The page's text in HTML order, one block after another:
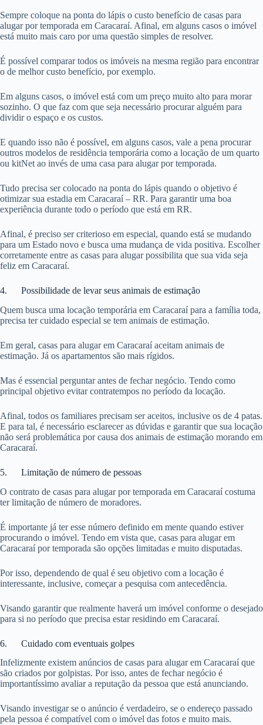
Sempre coloque na ponta do lápis o custo benefício de casas para
alugar por temporada em Caracaraí. Afinal, em alguns casos o imóvel
está muito mais caro por uma questão simples de resolver.
É possível comparar todos os imóveis na mesma região para encontrar
o de melhor custo benefício, por exemplo.
Em alguns casos, o imóvel está com um preço muito alto para morar
sozinho. O que faz com que seja necessário procurar alguém para
dividir o espaço e os custos.
E quando isso não é possível, em alguns casos, vale a pena procurar
outros modelos de residência temporária como a locação de um quarto
ou kitNet ao invés de uma casa para alugar por temporada.
Tudo precisa ser colocado na ponta do lápis quando o objetivo é
otimizar sua estadia em Caracaraí – RR. Para garantir uma boa
experiência durante todo o período que está em RR.
Afinal, é preciso ser criterioso em especial, quando está se mudando
para um Estado novo e busca uma mudança de vida positiva. Escolher
corretamente entre as casas para alugar possibilita que sua vida seja
feliz em Caracaraí.
4. Possibilidade de levar seus animais de estimação
Quem busca uma locação temporária em Caracaraí para a família toda,
precisa ter cuidado especial se tem animais de estimação.
Em geral, casas para alugar em Caracaraí aceitam animais de
estimação. Já os apartamentos são mais rígidos.
Mas é essencial perguntar antes de fechar negócio. Tendo como
principal objetivo evitar contratempos no período da locação.
Afinal, todos os familiares precisam ser aceitos, inclusive os de 4 patas.
E para tal, é necessário esclarecer as dúvidas e garantir que sua locação
não será problemática por causa dos animais de estimação morando em
Caracaraí.
5. Limitação de número de pessoas
O contrato de casas para alugar por temporada em Caracaraí costuma
ter limitação de número de moradores.
É importante já ter esse número definido em mente quando estiver
procurando o imóvel. Tendo em vista que, casas para alugar em
Caracaraí por temporada são opções limitadas e muito disputadas.
Por isso, dependendo de qual é seu objetivo com a locação é
interessante, inclusive, começar a pesquisa com antecedência.
Visando garantir que realmente haverá um imóvel conforme o desejado
para si no período que precisa estar residindo em Caracaraí.
6. Cuidado com eventuais golpes
Infelizmente existem anúncios de casas para alugar em Caracaraí que
são criados por golpistas. Por isso, antes de fechar negócio é
importantíssimo avaliar a reputação da pessoa que está anunciando.
Visando investigar se o anúncio é verdadeiro, se o endereço passado
pela pessoa é compatível com o imóvel das fotos e muito mais.